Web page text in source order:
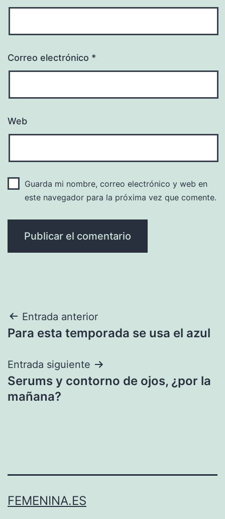
Correo electrónico *
Web
Guarda mi nombre, correo electrónico y web en
este navegador para la próxima vez que comente.
Navegación
de
entradas
Entrada anterior
Para esta temporada se usa el azul
Entrada siguiente
Serums y contorno de ojos, ¿por la
mañana?
FEMENINA.ES